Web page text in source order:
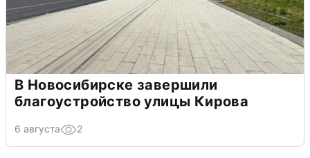
В Новосибирске завершили
благоустройство улицы Кирова
6 августа 2